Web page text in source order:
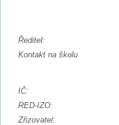
Ředitel:
Kontakt na školu
IČ:
RED-IZO:
Zřizovatel: